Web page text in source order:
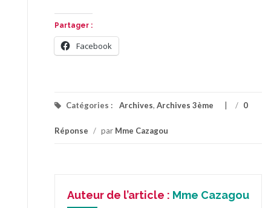
Partager :
Facebook
Catégories : Archives, Archives 3ème / 0
Réponse / par Mme Cazagou
Auteur de l’article : Mme Cazagou